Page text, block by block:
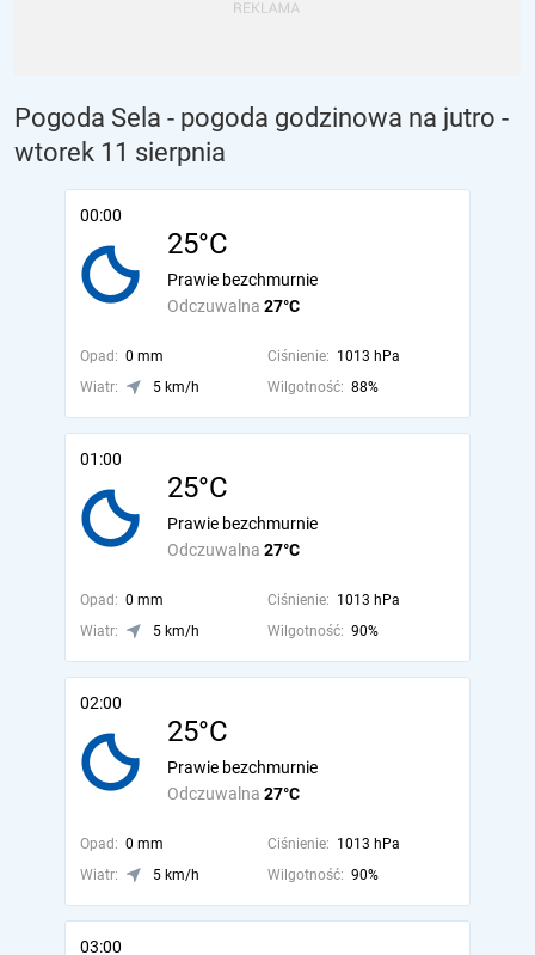
Pogoda Sela - pogoda godzinowa na jutro -
wtorek 11 sierpnia
00:00
25°C
Odczuwalna 27°C
Prawie bezchmurnie
Opad: 0 mm Ciśnienie: 1013 hPa
Wiatr:
5 km/h Wilgotność: 88%
01:00
25°C
Odczuwalna 27°C
Prawie bezchmurnie
Opad: 0 mm Ciśnienie: 1013 hPa
Wiatr:
5 km/h Wilgotność: 90%
02:00
25°C
Odczuwalna 27°C
Prawie bezchmurnie
Opad: 0 mm Ciśnienie: 1013 hPa
Wiatr:
5 km/h Wilgotność: 90%
03:00